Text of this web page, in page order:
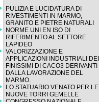
PULIZIA E LUCIDATURA DI
RIVESTIMENTI IN MARMO,
GRANITO E PIETRE NATURALI
NORME UNI EN ISO DI
RIFERIMENTO AL SETTORE
LAPIDEO
VALORIZZAZIONE E
APPLICAZIONI INDUSTRIALI DEI
FINISSIMI DI CACO3 DERIVANTI
DALLA LAVORAZIONE DEL
MARMO.
LO STATUARIO VENATO PER LE
NUOVE TORRI GEMELLE